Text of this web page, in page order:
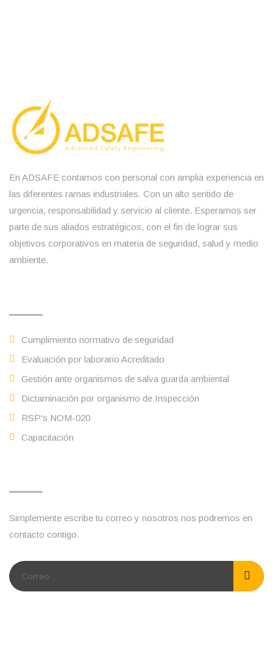
En ADSAFE contamos con personal con amplia experiencia en
las diferentes ramas industriales. Con un alto sentido de
urgencia, responsabilidad y servicio al cliente. Esperamos ser
parte de sus aliados estratégicos, con el fin de lograr sus
objetivos corporativos en materia de seguridad, salud y medio
ambiente.
Cumplimiento normativo de seguridad
Evaluación por laborario Acreditado
Gestión ante organismos de salva guarda ambiental
Dictaminación por organismo de Inspección
RSP's NOM-020
Capacitación
Simplemente escribe tu correo y nosotros nos podremos en
contacto contigo.